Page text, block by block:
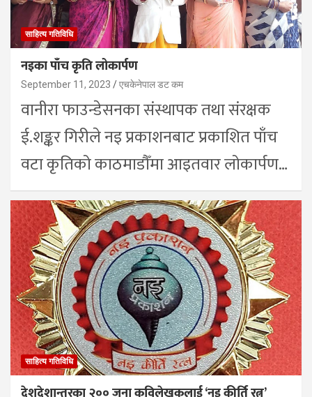
साहित्य गतिविधि
नइका पाँच कृति लोकार्पण
September 11, 2023 एचकेनेपाल डट कम
वानीरा फाउन्डेसनका संस्थापक तथा संरक्षक
ई.शङ्कर गिरीले नइ प्रकाशनबाट प्रकाशित पाँच
वटा कृतिको काठमाडौँमा आइतवार लोकार्पण…
साहित्य गतिविधि